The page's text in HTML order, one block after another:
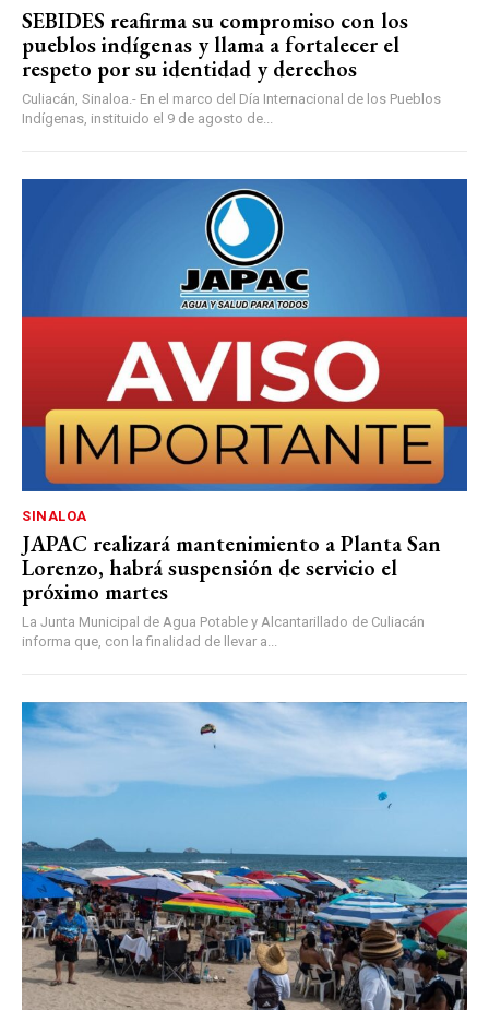
SEBIDES reafirma su compromiso con los
pueblos indígenas y llama a fortalecer el
respeto por su identidad y derechos
Culiacán, Sinaloa.- En el marco del Día Internacional de los Pueblos
Indígenas, instituido el 9 de agosto de...
SINALOA
JAPAC realizará mantenimiento a Planta San
Lorenzo, habrá suspensión de servicio el
próximo martes
La Junta Municipal de Agua Potable y Alcantarillado de Culiacán
informa que, con la finalidad de llevar a...